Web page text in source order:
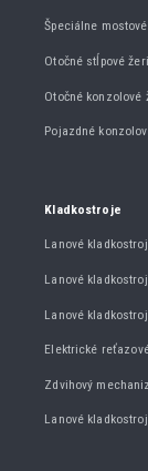
Špeciálne
Otočné stĺpové
Otočné konzolové
Pojazdné
Kladkostroje
Lanové
Lanové
Lanové
Elektrické
Zdvihový
Lanové